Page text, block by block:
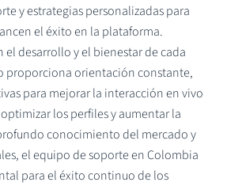
y estrategias personalizadas para
el éxito en la plataforma.
desarrollo y el bienestar de cada
proporciona orientación constante,
para mejorar la interacción en vivo
los perfiles y aumentar la
conocimiento del mercado y
el equipo de soporte en Colombia
para el éxito continuo de los